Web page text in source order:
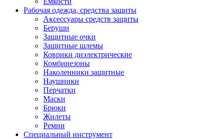
Рабочая одежда, средства защиты
Аксессуары средств защиты
Беруши
Защитные очки
Защитные шлемы
Коврики диэлектрические
Комбинезоны
Наколенники защитные
Наушники
Перчатки
Маски
Брюки
Жилеты
Ремни
Специальный инструмент